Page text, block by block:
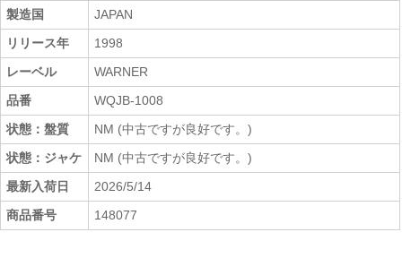
製造国
JAPAN
リリース年
1998
レーベル
WARNER
品番
WQJB-1008
状態：盤質
NM (中古ですが良好です。)
状態：ジャケ
NM (中古ですが良好です。)
最新入荷日
2026/5/14
商品番号
148077